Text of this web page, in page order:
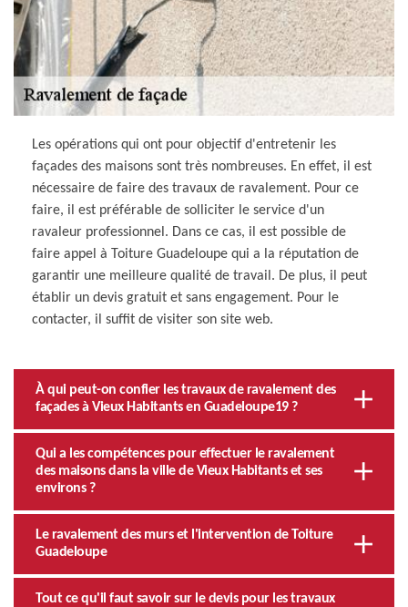
Les opérations qui ont pour objectif d'entretenir les
façades des maisons sont très nombreuses. En effet, il est
nécessaire de faire des travaux de ravalement. Pour ce
faire, il est préférable de solliciter le service d'un
ravaleur professionnel. Dans ce cas, il est possible de
faire appel à Toiture Guadeloupe qui a la réputation de
garantir une meilleure qualité de travail. De plus, il peut
établir un devis gratuit et sans engagement. Pour le
contacter, il suffit de visiter son site web.
À qui peut-on confier les travaux de ravalement des
façades à Vieux Habitants en Guadeloupe19 ?
Qui a les compétences pour effectuer le ravalement
des maisons dans la ville de Vieux Habitants et ses
environs ?
Le ravalement des murs et l'intervention de Toiture
Guadeloupe
Tout ce qu'il faut savoir sur le devis pour les travaux